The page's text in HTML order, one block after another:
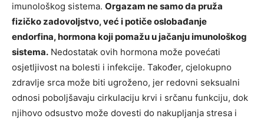
imunološkog sistema. Orgazam ne samo da pruža
fizičko zadovoljstvo, već i potiče oslobađanje
endorfina, hormona koji pomažu u jačanju imunološkog
sistema. Nedostatak ovih hormona može povećati
osjetljivost na bolesti i infekcije. Također, cjelokupno
zdravlje srca može biti ugroženo, jer redovni seksualni
odnosi poboljšavaju cirkulaciju krvi i srčanu funkciju, dok
njihovo odsustvo može dovesti do nakupljanja stresa i